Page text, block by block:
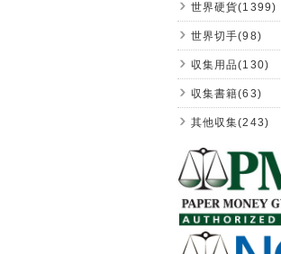
世界硬貨(1399)
世界切手(98)
収集用品(130)
収集書籍(63)
其他収集(243)